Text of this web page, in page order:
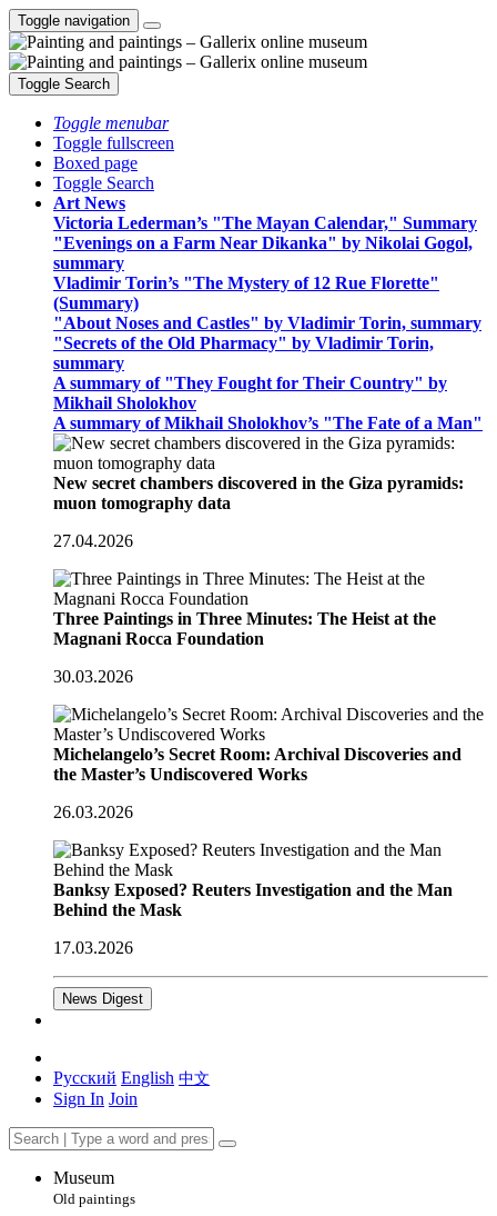
Toggle navigation
Toggle Search
Toggle menubar
Toggle fullscreen
Boxed page
Toggle Search
Art News
Victoria Lederman’s "The Mayan Calendar," Summary
"Evenings on a Farm Near Dikanka" by Nikolai Gogol,
summary
Vladimir Torin’s "The Mystery of 12 Rue Florette"
(Summary)
"About Noses and Castles" by Vladimir Torin, summary
"Secrets of the Old Pharmacy" by Vladimir Torin,
summary
A summary of "They Fought for Their Country" by
Mikhail Sholokhov
A summary of Mikhail Sholokhov’s "The Fate of a Man"
New secret chambers discovered in the Giza pyramids:
muon tomography data
27.04.2026
Three Paintings in Three Minutes: The Heist at the
Magnani Rocca Foundation
30.03.2026
Michelangelo’s Secret Room: Archival Discoveries and
the Master’s Undiscovered Works
26.03.2026
Banksy Exposed? Reuters Investigation and the Man
Behind the Mask
17.03.2026
News Digest
Русский English 中文
Sign In Join
Museum
Old paintings